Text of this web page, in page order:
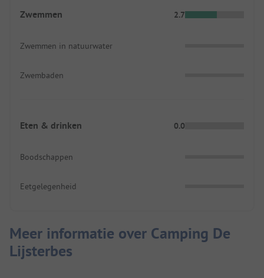
Zwemmen 2.7
Zwemmen in natuurwater
Zwembaden
Eten & drinken 0.0
Boodschappen
Eetgelegenheid
Meer informatie over Camping De
Lijsterbes